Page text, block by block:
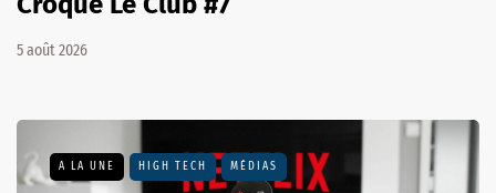
5 août 2026
A LA UNE HIGH TECH MÉDIAS